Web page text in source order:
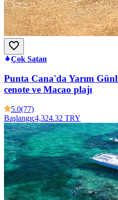
Çok Satan
Punta Cana'da Yarım
cenote ve Macao plajı
5.0(77)
Başlangıç4,324.32 TRY